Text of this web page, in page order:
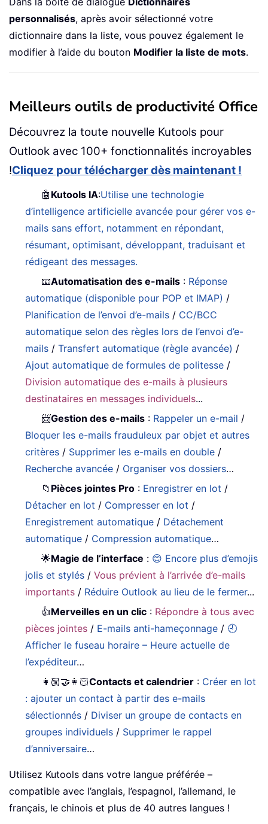
personnalisés, après avoir sélectionné votre
dictionnaire dans la liste, vous pouvez également le
modifier à l’aide du bouton Modifier la liste de mots.
Meilleurs outils de productivité Office
Découvrez la toute nouvelle Kutools pour
Outlook avec 100+ fonctionnalités incroyables
!Cliquez pour télécharger dès maintenant !
🤖 Kutools IA:Utilise une technologie
d’intelligence artificielle avancée pour gérer vos e-
mails sans effort, notamment en répondant,
résumant, optimisant, développant, traduisant et
rédigeant des messages.
📧Automatisation des e-mails : Réponse
automatique (disponible pour POP et IMAP) /
Planification de l’envoi d’e-mails / CC/BCC
automatique selon des règles lors de l’envoi d’e-
mails /Transfert automatique (règle avancée) /
Ajout automatique de formules de politesse /
Division automatique des e-mails à plusieurs
destinataires en messages individuels...
📨Gestion des e-mails : Rappeler un e-mail /
Bloquer les e-mails frauduleux par objet et autres
critères / Supprimer les e-mails en double /
Recherche avancée / Organiser vos dossiers…
📁 Pièces jointes Pro : Enregistrer en lot /
Détacher en lot / Compresser en lot /
Enregistrement automatique / Détachement
automatique / Compression automatique…
🌟Magie de l’interface : 😊 Encore plus d’emojis
jolis et stylés /Vous prévient à l’arrivée d’e-mails
importants / Réduire Outlook au lieu de le fermer...
👍Merveilles en un clic : Répondre à tous avec
pièces jointes / E-mails anti-hameçonnage / 🕘
Afficher le fuseau horaire – Heure actuelle de
l’expéditeur…
👩🏼‍🤝‍👩🏻Contacts et calendrier : Créer en lot
: ajouter un contact à partir des e-mails
sélectionnés / Diviser un groupe de contacts en
groupes individuels / Supprimer le rappel
d’anniversaire…
Utilisez Kutools dans votre langue préférée –
compatible avec l’anglais, l’espagnol, l’allemand, le
français, le chinois et plus de 40 autres langues !